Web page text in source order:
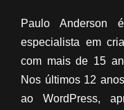
Paulo Anderson
especialista em
com mais de 15
Nos últimos 12
ao WordPress,